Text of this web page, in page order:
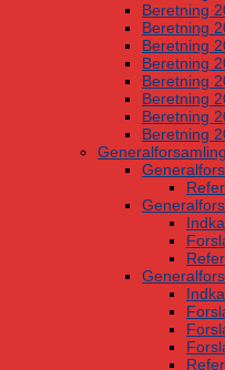
Beretning
Beretning
Beretning
Beretning
Beretning
Beretning
Beretning
Beretning